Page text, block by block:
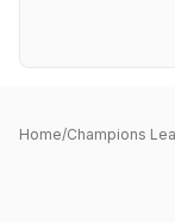
Home/Champions